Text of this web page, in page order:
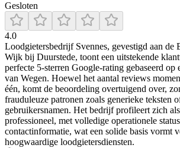
Gesloten
4.0
Loodgietersbedrijf Svennes, gevestigd aan de
Wijk bij Duurstede, toont een uitstekende
perfecte 5‑sterren Google‑rating gebaseerd
van Wegen. Hoewel het aantal reviews
één, komt de beoordeling overtuigend over,
frauduleuze patronen zoals generieke teksten
gebruikersnamen. Het bedrijf profileert zich
professioneel, met volledige operationele
contactinformatie, wat een solide basis vormt
hoogwaardige loodgietersdiensten.